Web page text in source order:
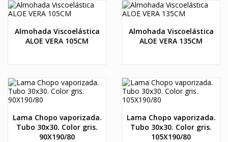
Almohada Viscoelástica
ALOE VERA 105CM
Almohada Viscoelástica
ALOE VERA 135CM
Lama Chopo vaporizada.
Tubo 30x30. Color gris.
90X190/80
Lama Chopo vaporizada.
Tubo 30x30. Color gris.
105X190/80